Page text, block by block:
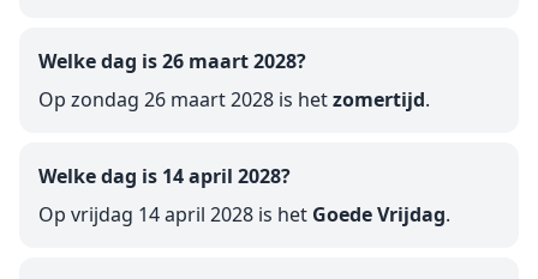
Welke dag is 26 maart 2028?
Op zondag 26 maart 2028 is hetzomertijd.
Welke dag is 14 april 2028?
Op vrijdag 14 april 2028 is het Goede Vrijdag.